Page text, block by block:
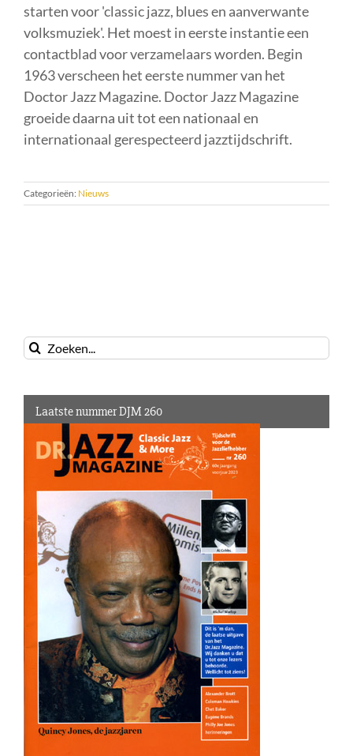
starten voor 'classic jazz, blues en aanverwante
volksmuziek'. Het moest in eerste instantie een
contactblad voor verzamelaars worden. Begin
1963 verscheen het eerste nummer van het
Doctor Jazz Magazine. Doctor Jazz Magazine
groeide daarna uit tot een nationaal en
internationaal gerespecteerd jazztijdschrift.
Categorieën: Nieuws
Zoeken
Laatste nummer DJM 260